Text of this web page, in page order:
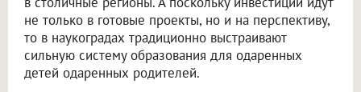
не только в готовые проекты, но и на перспективу,
то в наукоградах традиционно выстраивают
сильную систему образования для одаренных
детей одаренных родителей.